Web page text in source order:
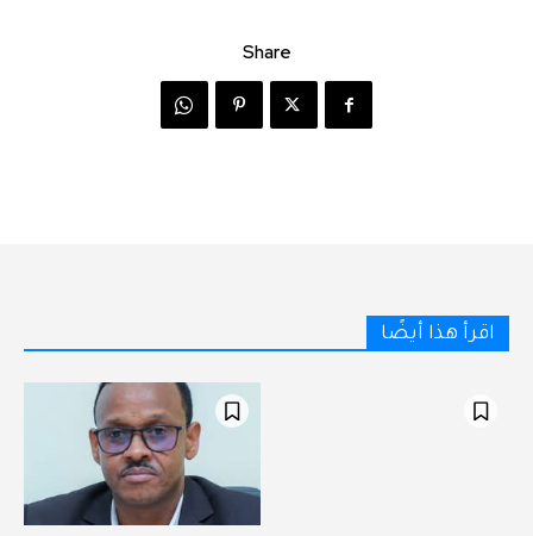
Share
اقرأ هذا أيضًا